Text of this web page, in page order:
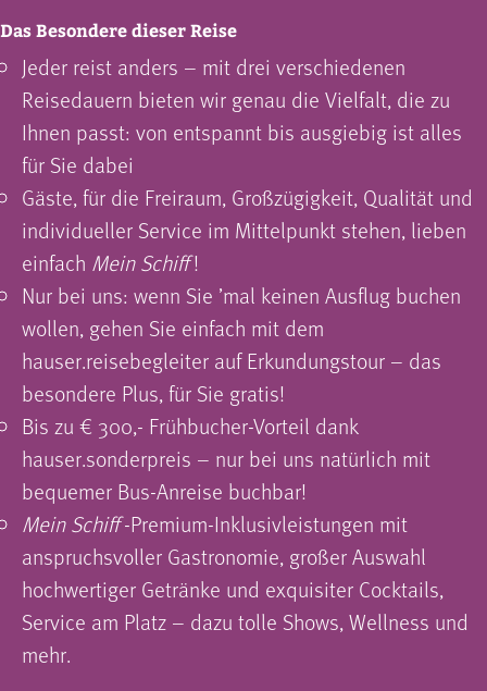
Das Besondere dieser Reise
Jeder reist anders – mit drei verschiedenen
Reisedauern bieten wir genau die Vielfalt, die zu
Ihnen passt: von entspannt bis ausgiebig ist alles
für Sie dabei
Gäste, für die Freiraum, Großzügigkeit, Qualität und
individueller Service im Mittelpunkt stehen, lieben
einfach Mein Schiff!
Nur bei uns: wenn Sie ʼmal keinen Ausflug buchen
wollen, gehen Sie einfach mit dem
hauser.reisebegleiter auf Erkundungstour – das
besondere Plus, für Sie gratis!
Bis zu € 300,- Frühbucher-Vorteil dank
hauser.sonderpreis – nur bei uns natürlich mit
bequemer Bus-Anreise buchbar!
Mein Schiff-Premium-Inklusivleistungen mit
anspruchsvoller Gastronomie, großer Auswahl
hochwertiger Getränke und exquisiter Cocktails,
Service am Platz – dazu tolle Shows, Wellness und
mehr.